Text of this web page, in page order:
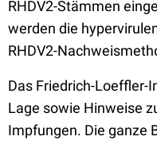
RHDV2-Stämmen
werden die
RHDV2-
Das Friedrich-Loeffler-
Lage sowie Hinweise
Impfungen. Die ganze